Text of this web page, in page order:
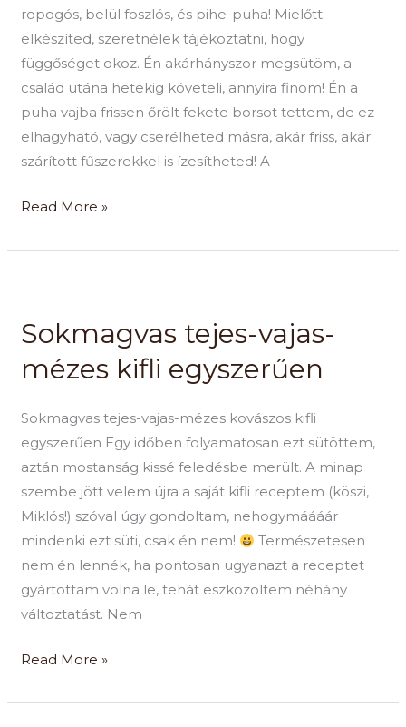
ropogós, belül foszlós, és pihe-puha! Mielőtt
elkészíted, szeretnélek tájékoztatni, hogy
függőséget okoz. Én akárhányszor megsütöm, a
család utána hetekig követeli, annyira finom! Én a
puha vajba frissen őrölt fekete borsot tettem, de ez
elhagyható, vagy cserélheted másra, akár friss, akár
szárított fűszerekkel is ízesítheted! A
Read More »
Sokmagvas tejes-vajas-
mézes kifli egyszerűen
Sokmagvas tejes-vajas-mézes kovászos kifli
egyszerűen Egy időben folyamatosan ezt sütöttem,
aztán mostanság kissé feledésbe merült. A minap
szembe jött velem újra a saját kifli receptem (köszi,
Miklós!) szóval úgy gondoltam, nehogymáááár
mindenki ezt süti, csak én nem!
Természetesen
nem én lennék, ha pontosan ugyanazt a receptet
gyártottam volna le, tehát eszközöltem néhány
változtatást. Nem
vajas-
mézes
kifli
Read More »